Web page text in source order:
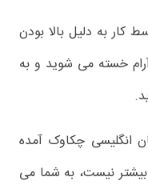
کار به دلیل بالا بودن
خسته می شوید و به
انگلیسی چکاوک آمده
نیست، به شما می